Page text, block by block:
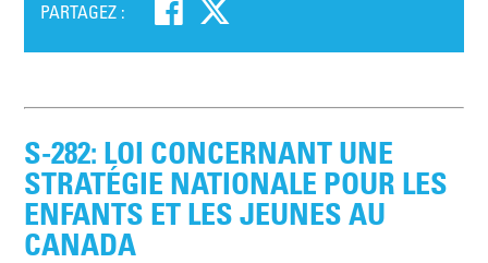
PARTAGEZ :
S-282: LOI CONCERNANT UNE
STRATÉGIE NATIONALE POUR LES
ENFANTS ET LES JEUNES AU
CANADA